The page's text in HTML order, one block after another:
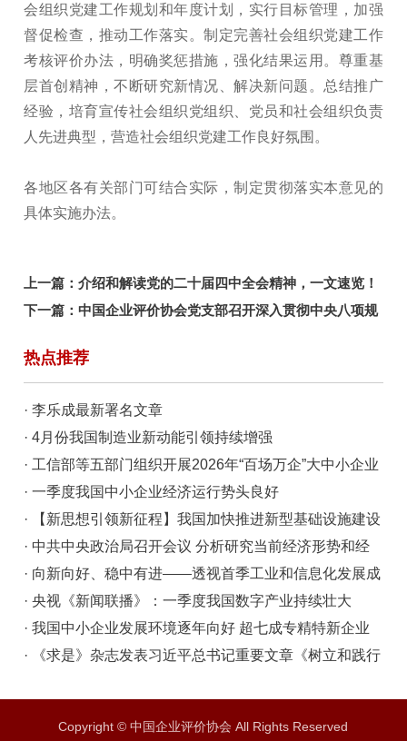
会组织党建工作规划和年度计划，实行目标管理，加强
督促检查，推动工作落实。制定完善社会组织党建工作
考核评价办法，明确奖惩措施，强化结果运用。尊重基
层首创精神，不断研究新情况、解决新问题。总结推广
经验，培育宣传社会组织党组织、党员和社会组织负责
人先进典型，营造社会组织党建工作良好氛围。
各地区各有关部门可结合实际，制定贯彻落实本意见的
具体实施办法。
上一篇：介绍和解读党的二十届四中全会精神，一文速览！
下一篇：中国企业评价协会党支部召开深入贯彻中央八项规
热点推荐
· 李乐成最新署名文章
· 4月份我国制造业新动能引领持续增强
· 工信部等五部门组织开展2026年“百场万企”大中小企业
融通对接活动
· 一季度我国中小企业经济运行势头良好
· 【新思想引领新征程】我国加快推进新型基础设施建设
· 中共中央政治局召开会议 分析研究当前经济形势和经
济工作 习近平主持会议
· 向新向好、稳中有进——透视首季工业和信息化发展成
效
· 央视《新闻联播》：一季度我国数字产业持续壮大
· 我国中小企业发展环境逐年向好 超七成专精特新企业
营收稳增
· 《求是》杂志发表习近平总书记重要文章《树立和践行
Copyright © 中国企业评价协会 All Rights Reserved